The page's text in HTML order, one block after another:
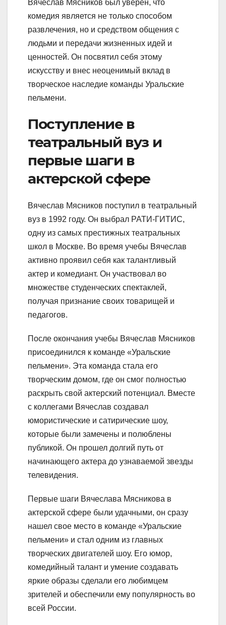
Вячеслав Мясников был уверен, что
комедия является не только способом
развлечения, но и средством общения с
людьми и передачи жизненных идей и
ценностей. Он посвятил себя этому
искусству и внес неоценимый вклад в
творческое наследие команды Уральские
пельмени.
Поступление в
театральный вуз и
первые шаги в
актерской сфере
Вячеслав Мясников поступил в театральный
вуз в 1992 году. Он выбрал РАТИ-ГИТИС,
одну из самых престижных театральных
школ в Москве. Во время учебы Вячеслав
активно проявил себя как талантливый
актер и комедиант. Он участвовал во
множестве студенческих спектаклей,
получая признание своих товарищей и
педагогов.
После окончания учебы Вячеслав Мясников
присоединился к команде «Уральские
пельмени». Эта команда стала его
творческим домом, где он смог полностью
раскрыть свой актерский потенциал. Вместе
с коллегами Вячеслав создавал
юмористические и сатирические шоу,
которые были замечены и полюблены
публикой. Он прошел долгий путь от
начинающего актера до узнаваемой звезды
телевидения.
Первые шаги Вячеслава Мясникова в
актерской сфере были удачными, он сразу
нашел свое место в команде «Уральские
пельмени» и стал одним из главных
творческих двигателей шоу. Его юмор,
комедийный талант и умение создавать
яркие образы сделали его любимцем
зрителей и обеспечили ему популярность во
всей России.